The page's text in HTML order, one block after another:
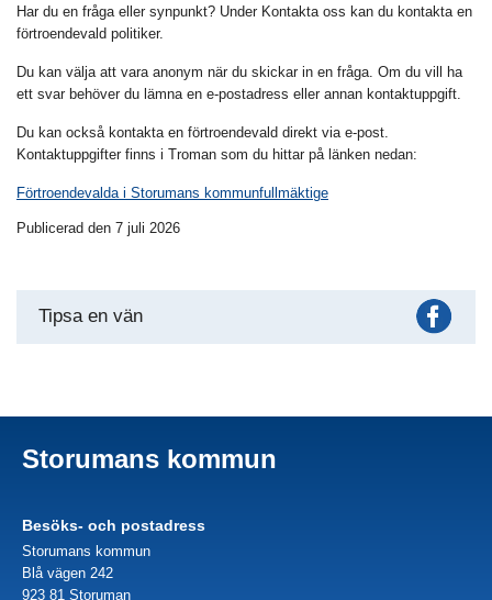
Har du en fråga eller synpunkt? Under Kontakta oss kan du kontakta en
förtroendevald politiker.
Du kan välja att vara anonym när du skickar in en fråga. Om du vill ha
ett svar behöver du lämna en e-postadress eller annan kontaktuppgift.
Du kan också kontakta en förtroendevald direkt via e-post.
Kontaktuppgifter finns i Troman som du hittar på länken nedan:
Förtroendevalda i Storumans kommunfullmäktige
Publicerad den 7 juli 2026
Tipsa en vän
Storumans kommun
Besöks- och postadress
Storumans kommun
Blå vägen 242
923 81 Storuman